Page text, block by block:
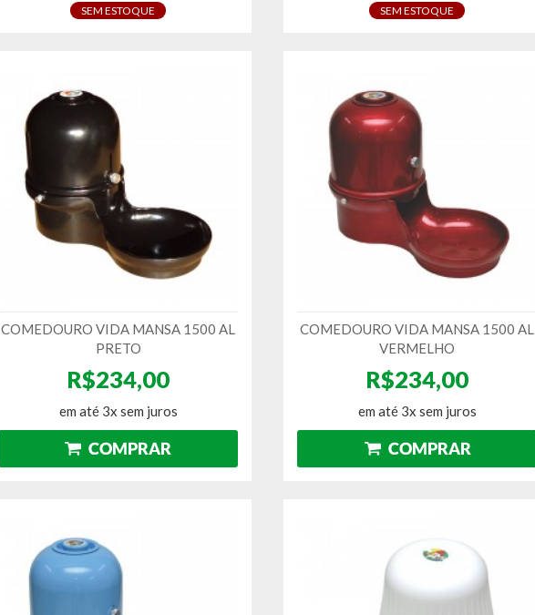
SEM ESTOQUE SEM ESTOQUE
COMEDOURO VIDA MANSA 1500 AL
PRETO
R$234,00
em até 3x sem juros
COMEDOURO VIDA MANSA 1500 AL
VERMELHO
R$234,00
em até 3x sem juros